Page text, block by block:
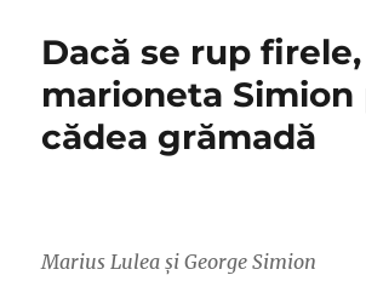
pe
Dacă se rup firele,
marioneta Simion
cădea grămadă
Marius Lulea şi George Simion